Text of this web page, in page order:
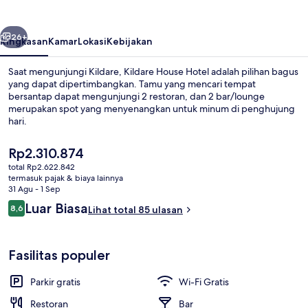
Berikutnya
26+
RingkasanKamarLokasiKebijakan
Saat mengunjungi Kildare, Kildare House Hotel adalah pilihan bagus
yang dapat dipertimbangkan. Tamu yang mencari tempat
bersantap dapat mengunjungi 2 restoran, dan 2 bar/lounge
merupakan spot yang menyenangkan untuk minum di penghujung
hari.
Harga
saat
ini
Rp2.310.874
Rp2.310.874
total Rp2.622.842
termasuk pajak & biaya lainnya
31 Agu - 1 Sep
Ulasan
8,68,6 dari 10
Luar BiasaLihat total 85 ulasan
Fasilitas populer
Parkir gratis
Wi-Fi Gratis
Restoran
Bar